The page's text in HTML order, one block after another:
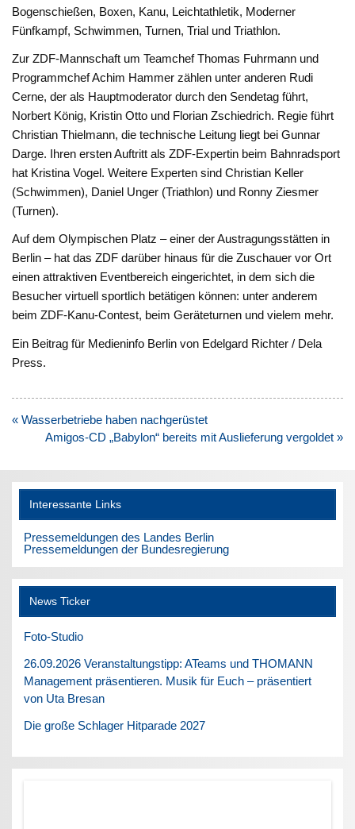
Bogenschießen, Boxen, Kanu, Leichtathletik, Moderner
Fünfkampf, Schwimmen, Turnen, Trial und Triathlon.
Zur ZDF-Mannschaft um Teamchef Thomas Fuhrmann und
Programmchef Achim Hammer zählen unter anderen Rudi
Cerne, der als Hauptmoderator durch den Sendetag führt,
Norbert König, Kristin Otto und Florian Zschiedrich. Regie führt
Christian Thielmann, die technische Leitung liegt bei Gunnar
Darge. Ihren ersten Auftritt als ZDF-Expertin beim Bahnradsport
hat Kristina Vogel. Weitere Experten sind Christian Keller
(Schwimmen), Daniel Unger (Triathlon) und Ronny Ziesmer
(Turnen).
Auf dem Olympischen Platz – einer der Austragungsstätten in
Berlin – hat das ZDF darüber hinaus für die Zuschauer vor Ort
einen attraktiven Eventbereich eingerichtet, in dem sich die
Besucher virtuell sportlich betätigen können: unter anderem
beim ZDF-Kanu-Contest, beim Geräteturnen und vielem mehr.
Ein Beitrag für Medieninfo Berlin von Edelgard Richter / Dela
Press.
Beitragsnavigation
« Wasserbetriebe haben nachgerüstet
Amigos-CD „Babylon“ bereits mit Auslieferung vergoldet »
Interessante Links
Pressemeldungen des Landes Berlin
Pressemeldungen der Bundesregierung
News Ticker
Foto-Studio
26.09.2026 Veranstaltungstipp: ATeams und THOMANN
Management präsentieren. Musik für Euch – präsentiert
von Uta Bresan
Die große Schlager Hitparade 2027